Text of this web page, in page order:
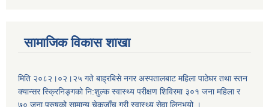
सामाजिक विकास शाखा
मिति २०८२।०२।२५ गते बाह्रबिसे नगर अस्पतालबाट महिला पाठेघर तथा स्तन
क्यान्सर स्क्रिनिङ्गको नि:शुल्क स्वास्थ्य परीक्षण शिविरमा ३०१ जना महिला र
७० जना पुरुषको सामान्य चेकजाँच गरी स्वास्थ्य सेवा लिनुभयो ।